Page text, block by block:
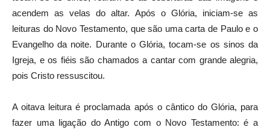
acendem as velas do altar. Após o Glória, iniciam-se as
leituras do Novo Testamento, que são uma carta de Paulo e o
Evangelho da noite. Durante o Glória, tocam-se os sinos da
Igreja, e os fiéis são chamados a cantar com grande alegria,
pois Cristo ressuscitou.
A oitava leitura é proclamada após o cântico do Glória, para
fazer uma ligação do Antigo com o Novo Testamento: é a